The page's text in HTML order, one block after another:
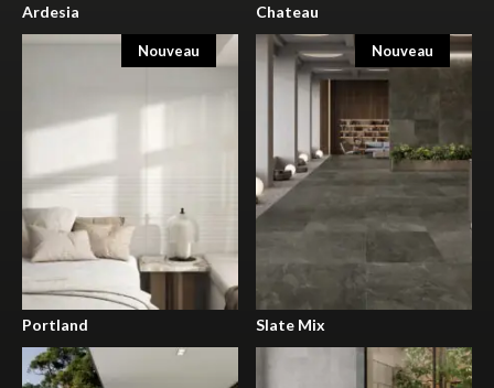
Ardesia Chateau
Nouveau
Portland
Nouveau
Slate Mix